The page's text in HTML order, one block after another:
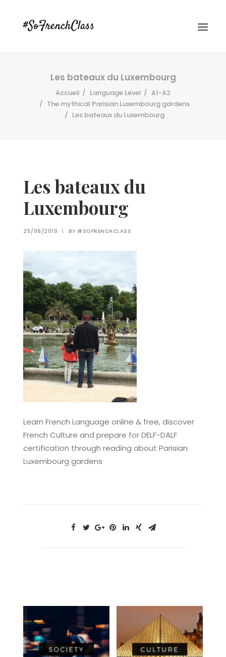
Recherche
Les bateaux du Luxembourg
Accueil Language Level
A1-A2
The mythical Parisian Luxembourg gardens
Les bateaux du Luxembourg
Les bateaux du
Luxembourg
25/06/2019 | BY #SOFRENCHCLASS
Learn French Language online & free, discover
French Culture and prepare for DELF-DALF
certification through reading about Parisian
Luxembourg gardens